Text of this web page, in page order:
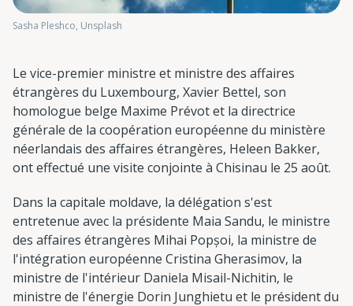
Sasha Pleshco, Unsplash
Le vice-premier ministre et ministre des affaires
étrangères du Luxembourg, Xavier Bettel, son
homologue belge Maxime Prévot et la directrice
générale de la coopération européenne du ministère
néerlandais des affaires étrangères, Heleen Bakker,
ont effectué une visite conjointe à Chisinau le 25 août.
Dans la capitale moldave, la délégation s'est
entretenue avec la présidente Maia Sandu, le ministre
des affaires étrangères Mihai Popșoi, la ministre de
l'intégration européenne Cristina Gherasimov, la
ministre de l'intérieur Daniela Misail-Nichitin, le
ministre de l'énergie Dorin Junghietu et le président du